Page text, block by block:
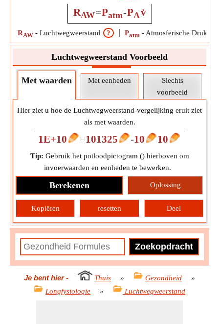
RAW=Patm-PAv̇
RAW - Luchtwegweerstand ? Patm - Atmosferische Druk
Luchtwegweerstand Voorbeeld
Met waarden Met eenheden
Slechts
voorbeeld
Hier ziet u hoe de Luchtwegweerstand-vergelijking eruit ziet
als met waarden.
1E+10 =101325 -10 10
Tip: Gebruik het potloodpictogram () hierboven om
invoerwaarden en eenheden te bewerken.
Berekenen Oplossing
Kopiëren resetten Deel
Je bent hier- Thuis » Gezondheid
»
Longfysiologie
» Luchtwegweerstand